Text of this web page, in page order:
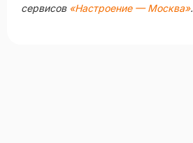
сервисов «Настроение — Москва».